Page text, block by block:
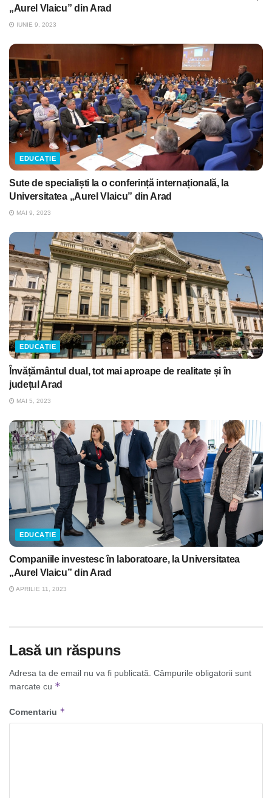
„Aurel Vlaicu” din Arad
IUNIE 9, 2023
EDUCAȚIE
Sute de specialiști la o conferință internațională, la
Universitatea „Aurel Vlaicu” din Arad
MAI 9, 2023
EDUCAȚIE
Învățământul dual, tot mai aproape de realitate și în
județul Arad
MAI 5, 2023
EDUCAȚIE
Companiile investesc în laboratoare, la Universitatea
„Aurel Vlaicu” din Arad
APRILIE 11, 2023
Lasă un răspuns
Adresa ta de email nu va fi publicată. Câmpurile obligatorii sunt
marcate cu *
Comentariu *